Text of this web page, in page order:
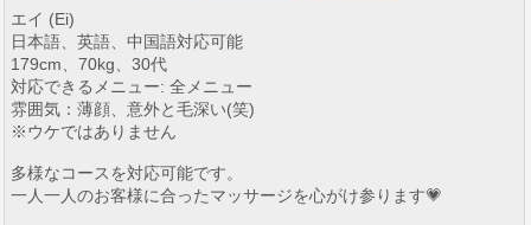
エイ (Ei)
日本語、英語、中国語対応可能
179cm、70kg、30代
対応できるメニュー: 全メニュー
雰囲気：薄顔、意外と毛深い(笑)
※ウケではありません
多様なコースを対応可能です。
一人一人のお客様に合ったマッサージを心がけ参ります💗